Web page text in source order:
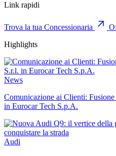
Link rapidi
Trova la tua Concessionaria
Highlights
News
Comunicazione ai Clienti:
in Eurocar Tech S.p.A.
Audi